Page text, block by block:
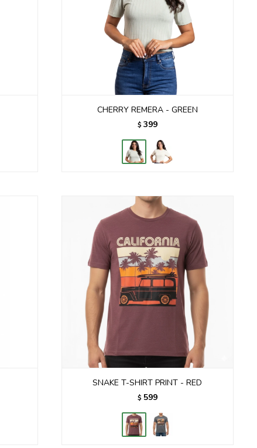
CHERRY REMERA - GREEN
$ 399
SNAKE T-SHIRT PRINT - RED
$ 599